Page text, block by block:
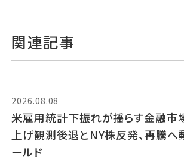
関連記事
2026.08.08
米雇用統計下振れが揺らす金融市
上げ観測後退とNY株反発、再騰へ
ールド